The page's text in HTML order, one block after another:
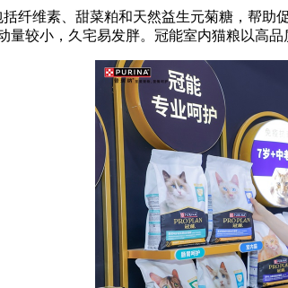
维素、甜菜粕和天然益生元菊糖，帮助
较小，久宅易发胖。冠能室内猫粮以高